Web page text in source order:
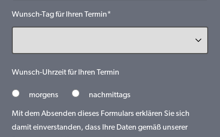
Wunsch-Tag für Ihren Termin*
Wunsch-Uhrzeit für Ihren Termin
morgens nachmittags
Mit dem Absenden dieses Formulars erklären Sie sich
damit einverstanden, dass Ihre Daten gemäß unserer